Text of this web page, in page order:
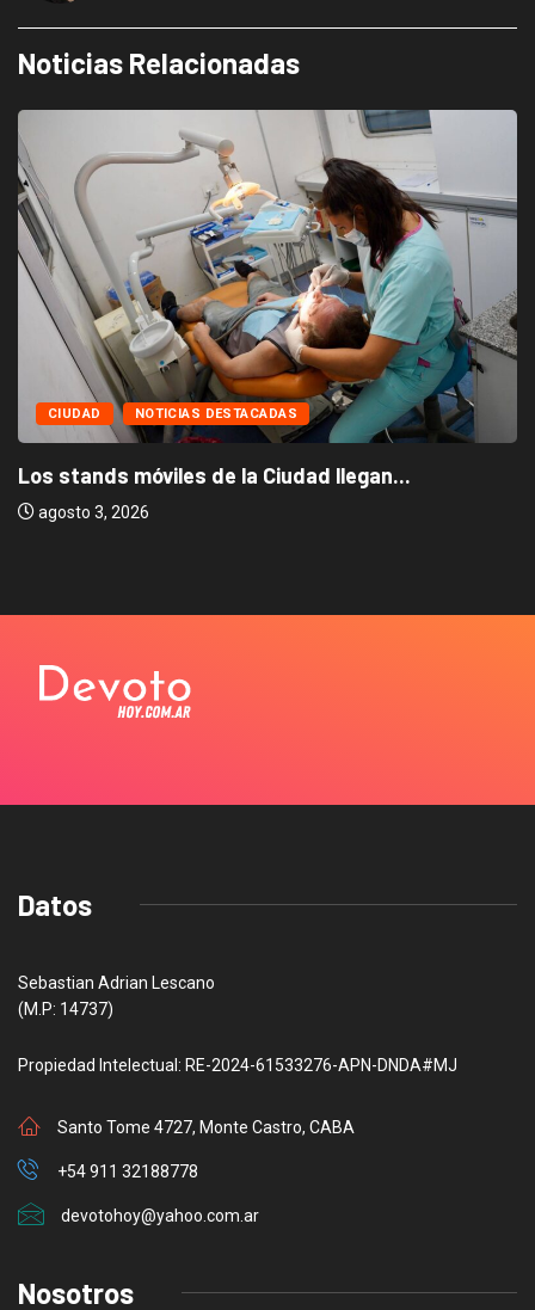
Noticias Relacionadas
CIUDAD NOTICIAS DESTACADAS
Los stands móviles de la Ciudad llegan...
agosto 3, 2026
Datos
Sebastian Adrian Lescano
(M.P: 14737)
Propiedad Intelectual: RE-2024-61533276-APN-DNDA#MJ
Santo Tome 4727, Monte Castro, CABA
+54 911 32188778
devotohoy@yahoo.com.ar
Nosotros